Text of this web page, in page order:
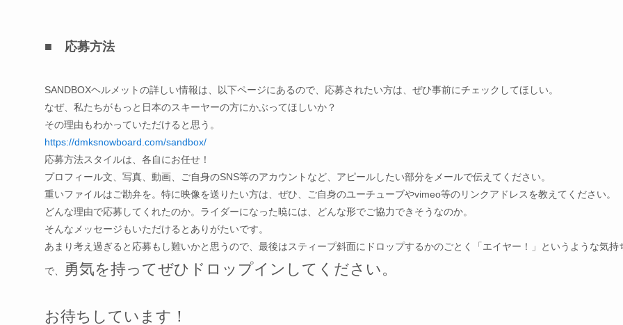
■ 応募方法
SANDBOXヘルメットの詳しい情報は、 以下ページにあるので、応募されたい方は、 ぜひ事前にチェックしてほしい。
なぜ、私たちがもっと日本のスキーヤーの方にかぶってほしいか？
その理由もわかっていただけると思う。
https://dmksnowboard.com/sandbox/
応募方法スタイルは、各自にお任せ！
プロフィール文、写真、動画、
ご自身のSNS等のアカウントなど、 アピールしたい部分をメールで伝えてください。
重いファイルはご勘弁を。特に映像を送りたい方は、 ぜひ、 ご自身のユーチューブやvimeo等のリンクアドレスを教えてく ださい。
どんな理由で応募してくれたのか。ライダーになった暁には、どんな形でご協力できそうなのか。
そんなメッセージもいただけるとありがたいです。
あまり考え過ぎると応募もし難いかと思うので、 最後はスティープ斜面にドロップするかのごとく「エイヤー！」 というような気持
で、 勇気を持ってぜひドロップインしてください。
お待ちしています！